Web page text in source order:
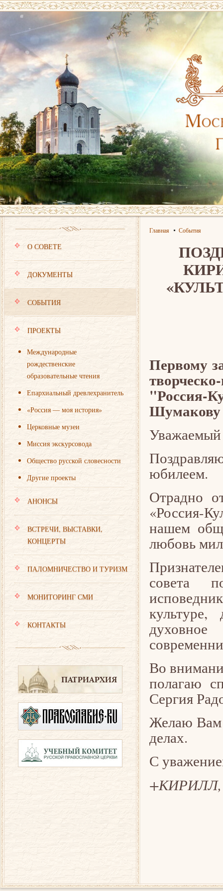
О СОВЕТЕ
ДОКУМЕНТЫ
СОБЫТИЯ
ПРОЕКТЫ
Международные
рождественские
образовательные чтения
Епархиальный древлехранитель
«Россия — моя история»
Церковные музеи
Миссия экскурсовода
Общество русской словесности
Другие проекты
АНОНСЫ
ВСТРЕЧИ, ВЫСТАВКИ,
КОНЦЕРТЫ
ПАЛОМНИЧЕСТВО И ТУРИЗМ
МОНИТОРИНГ СМИ
КОНТАКТЫ
Главная События
Первому
Шумакову
юбилеем.
Отрадно
«Россия-
нашем
любовь
совета
Во
полагаю
Сергия
Желаю Вам
делах.
С